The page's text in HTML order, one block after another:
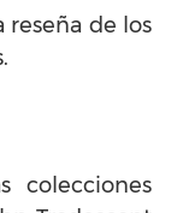
de los
colecciones